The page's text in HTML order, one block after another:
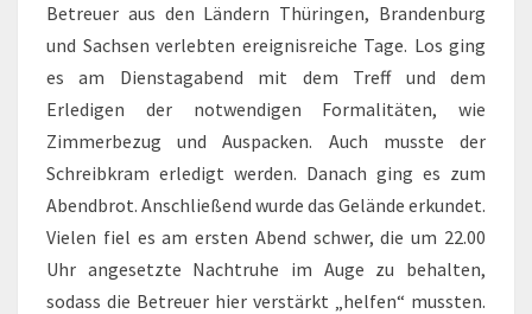
Betreuer aus den Ländern Thüringen, Brandenburg
und Sachsen verlebten ereignisreiche Tage. Los ging
es am Dienstagabend mit dem Treff und dem
Erledigen der notwendigen Formalitäten, wie
Zimmerbezug und Auspacken. Auch musste der
Schreibkram erledigt werden. Danach ging es zum
Abendbrot. Anschließend wurde das Gelände erkundet.
Vielen fiel es am ersten Abend schwer, die um 22.00
Uhr angesetzte Nachtruhe im Auge zu behalten,
sodass die Betreuer hier verstärkt „helfen“ mussten.